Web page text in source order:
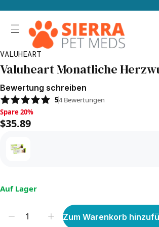
VALUHEART
Valuheart Monatliche
Bewertung schreiben
54 Bewertungen
Spare 20%, $35.89
Spare 20%
$35.89
Auf Lager
Zum Warenkorb